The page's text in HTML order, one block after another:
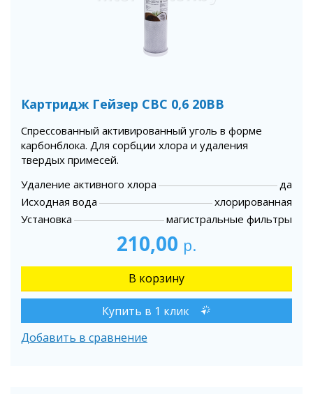
Картридж Гейзер СВС 0,6 20BB
Спрессованный активированный уголь в форме
карбонблока. Для сорбции хлора и удаления
твердых примесей.
Удаление активного хлора
да
Исходная вода
хлорированная
Установка
магистральные фильтры
210,00 р.
Купить в 1 клик
Добавить в сравнение